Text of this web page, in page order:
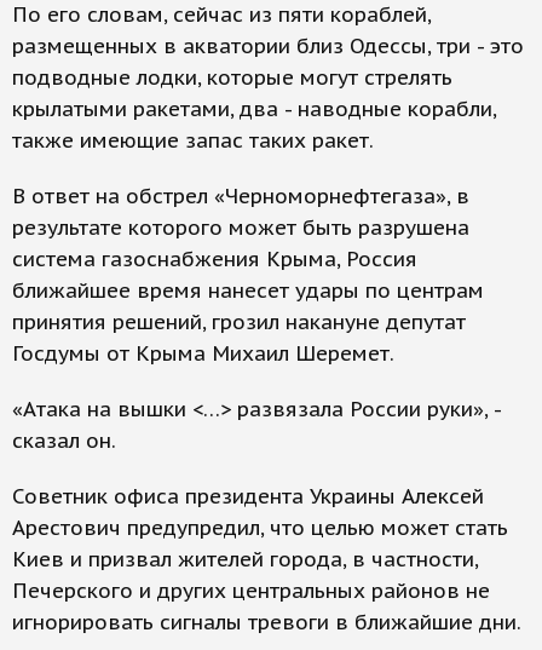
По его словам, сейчас из пяти кораблей,
размещенных в акватории близ Одессы, три - это
подводные лодки, которые могут стрелять
крылатыми ракетами, два - наводные корабли,
также имеющие запас таких ракет.
В ответ на обстрел «Черноморнефтегаза», в
результате которого может быть разрушена
система газоснабжения Крыма, Россия
ближайшее время нанесет удары по центрам
принятия решений, грозил накануне депутат
Госдумы от Крыма Михаил Шеремет.
«Атака на вышки <…> развязала России руки», -
сказал он.
Советник офиса президента Украины Алексей
Арестович предупредил, что целью может стать
Киев и призвал жителей города, в частности,
Печерского и других центральных районов не
игнорировать сигналы тревоги в ближайшие дни.